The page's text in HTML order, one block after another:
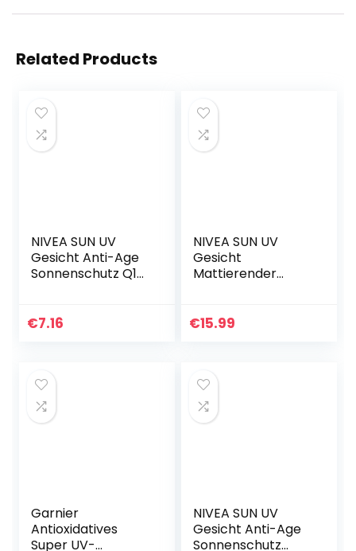
Related Products
NIVEA SUN UV
Gesicht Anti-Age
Sonnenschutz Q10
dende
€7.16
NIVEA SUN UV
Gesicht
Mattierender
fettende
€15.99
Garnier
Antioxidatives
Super UV-
NIVEA SUN UV
Gesicht Anti-Age
Sonnenschutz